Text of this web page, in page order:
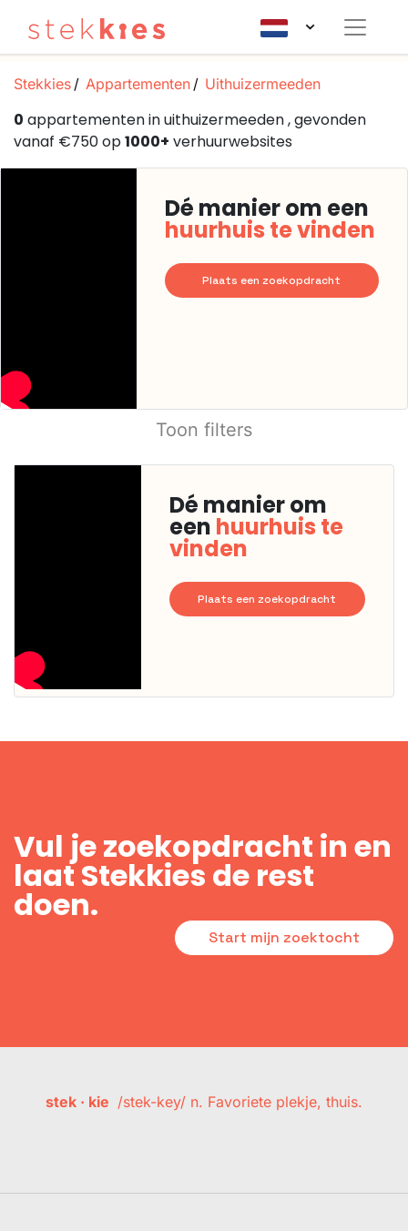
Stekkies Appartementen Uithuizermeeden
0 appartementen in uithuizermeeden , gevonden
vanaf €750 op1000+ verhuurwebsites
Dé manier om een
huurhuis te vinden
Plaats een zoekopdracht
Toon filters
Dé manier om
een huurhuis te
vinden
Plaats een zoekopdracht
Vul je zoekopdracht in en
laat Stekkies de rest
doen.
Start mijn zoektocht
stek · kie /stek-key/ n. Favoriete plekje, thuis.